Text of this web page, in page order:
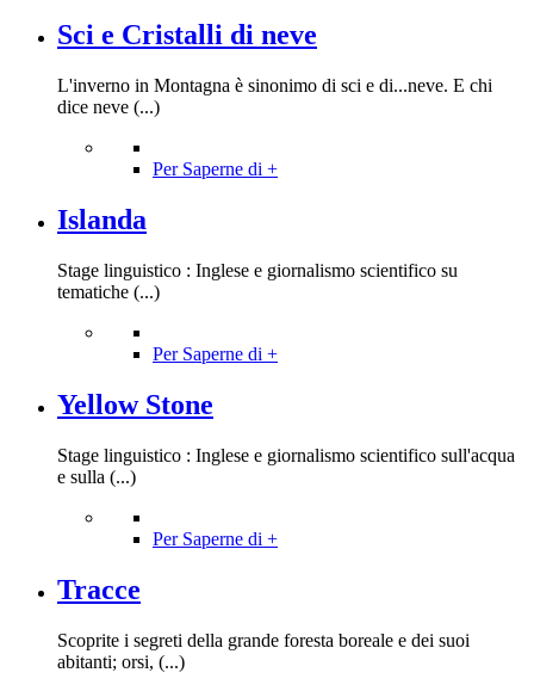
Sci e Cristalli di neve
L'inverno in Montagna è sinonimo di sci e di...neve. E chi
dice neve (...)
Per Saperne di +
Islanda
Stage linguistico : Inglese e giornalismo scientifico su
tematiche (...)
Per Saperne di +
Yellow Stone
Stage linguistico : Inglese e giornalismo scientifico sull'acqua
e sulla (...)
Per Saperne di +
Tracce
Scoprite i segreti della grande foresta boreale e dei suoi
abitanti; orsi, (...)